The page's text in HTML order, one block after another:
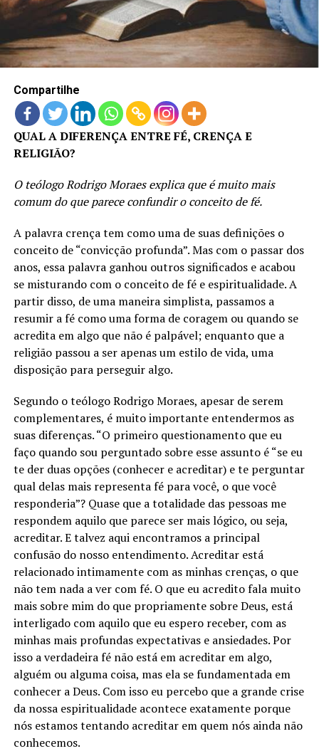
LANÇAMENTOS
Compartilhe
QUAL A DIFERENÇA ENTRE FÉ, CRENÇA E
RELIGIÃO?
O teólogo Rodrigo Moraes explica que é muito mais
comum do que parece confundir o conceito de fé.
A palavra crença tem como uma de suas definições o
conceito de “convicção profunda”. Mas com o passar dos
anos, essa palavra ganhou outros significados e acabou
se misturando com o conceito de fé e espiritualidade. A
partir disso, de uma maneira simplista, passamos a
resumir a fé como uma forma de coragem ou quando se
acredita em algo que não é palpável; enquanto que a
religião passou a ser apenas um estilo de vida, uma
disposição para perseguir algo.
Segundo o teólogo Rodrigo Moraes, apesar de serem
complementares, é muito importante entendermos as
suas diferenças. “O primeiro questionamento que eu
faço quando sou perguntado sobre esse assunto é “se eu
te der duas opções (conhecer e acreditar) e te perguntar
qual delas mais representa fé para você, o que você
responderia”? Quase que a totalidade das pessoas me
respondem aquilo que parece ser mais lógico, ou seja,
acreditar. E talvez aqui encontramos a principal
confusão do nosso entendimento. Acreditar está
relacionado intimamente com as minhas crenças, o que
não tem nada a ver com fé. O que eu acredito fala muito
mais sobre mim do que propriamente sobre Deus, está
interligado com aquilo que eu espero receber, com as
minhas mais profundas expectativas e ansiedades. Por
isso a verdadeira fé não está em acreditar em algo,
alguém ou alguma coisa, mas ela se fundamentada em
conhecer a Deus. Com isso eu percebo que a grande crise
da nossa espiritualidade acontece exatamente porque
nós estamos tentando acreditar em quem nós ainda não
conhecemos.